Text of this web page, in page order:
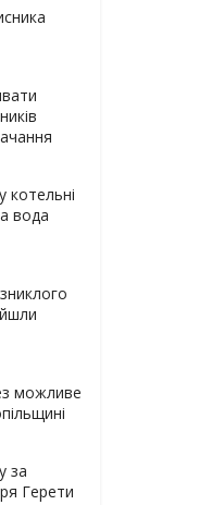
котельні
вода
можливе
за
Герети